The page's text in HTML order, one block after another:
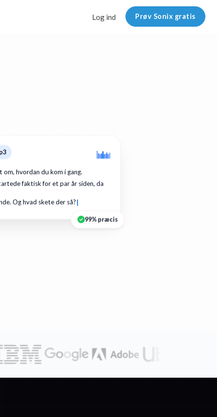
Log ind Prøv Sonix gratis
hvordan du kom i gang.
faktisk for et par år siden, da
Og hvad skete der så?
99% præcis